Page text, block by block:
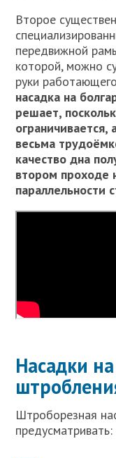
Второе
передвижной
которой, можно
руки
насадка на
решает,
весьма
качество дна
втором проходе
параллельности
Насадки
Штроборезная
предусматривать: